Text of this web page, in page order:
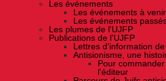
Les événements
Les événements à venir
Les événements
Les plumes de l'UJFP
Publications de l'UJFP
Lettres d'information
Antisionisme, une
Pour
l'éditeur